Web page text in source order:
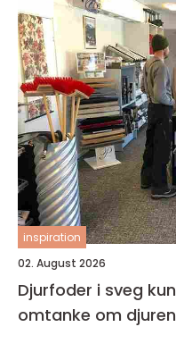
inspiration
02. August 2026
Djurfoder i sveg kunskap, kvalitet och
omtanke om djuren